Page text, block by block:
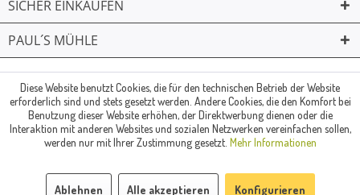
SICHER EINKAUFEN
PAUL´S MÜHLE
© Paul's Mühle | Inhaber: Christof Paul e.K. | Westring 2 | 45659
Recklinghausen
Fax: 02361 -28831 | E-Mail: info@pauls-muehle.de
Diese Website benutzt Cookies, die für den technischen Betrieb der Website
erforderlich sind und stets gesetzt werden. Andere Cookies, die den Komfort bei
Benutzung dieser Website erhöhen, der Direktwerbung dienen oder die
Interaktion mit anderen Websites und sozialen Netzwerken vereinfachen sollen,
werden nur mit Ihrer Zustimmung gesetzt. Mehr Informationen
Ablehnen Alle akzeptieren Konfigurieren